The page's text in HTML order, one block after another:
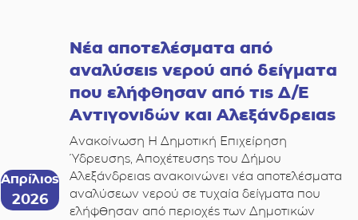
Απρίλιος
2026
Νέα αποτελέσματα από
αναλύσεις νερού από δείγματα
που ελήφθησαν από τις Δ/Ε
Αντιγονιδών και Αλεξάνδρειας
Ανακοίνωση Η Δημοτική Επιχείρηση
Ύδρευσης, Αποχέτευσης του Δήμου
Αλεξάνδρειας ανακοινώνει νέα αποτελέσματα
αναλύσεων νερού σε τυχαία δείγματα που
ελήφθησαν από περιοχές των Δημοτικών